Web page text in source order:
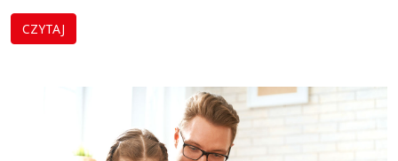
CZYTAJ